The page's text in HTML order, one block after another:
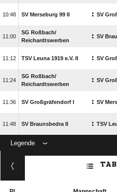
 SV Merseburg 99 II : SV

SG Roßbach/​
Reichardtswerben
: SV
 TSV Leuna 1919 e.V. II : SV

SG Roßbach/​
Reichardtswerben
: SV
 SV Großgräfendorf I : SV
 SV Braunsbedra II : TSV
Legende